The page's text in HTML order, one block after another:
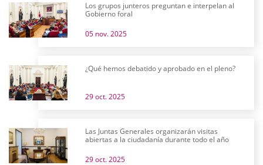
Los grupos junteros preguntan e interpelan al
Gobierno foral
05 nov. 2025
¿Qué hemos debatido y aprobado en el pleno?
29 oct. 2025
Las Juntas Generales organizarán visitas
abiertas a la ciudadanía durante todo el año
29 oct. 2025